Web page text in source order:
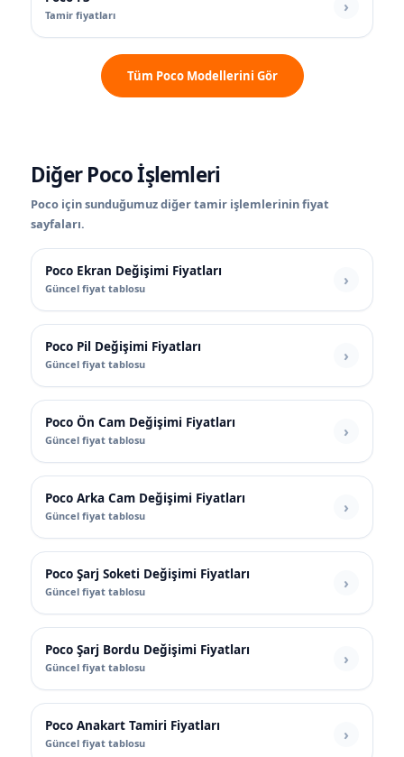
Tamir fiyatları
Tüm Poco Modellerini Gör
Diğer Poco İşlemleri
Poco için sunduğumuz diğer tamir işlemlerinin fiyat
sayfaları.
Poco Ekran Değişimi Fiyatları
Güncel fiyat tablosu
Poco Pil Değişimi Fiyatları
Güncel fiyat tablosu
Poco Ön Cam Değişimi Fiyatları
Güncel fiyat tablosu
Poco Arka Cam Değişimi Fiyatları
Güncel fiyat tablosu
Poco Şarj Soketi Değişimi Fiyatları
Güncel fiyat tablosu
Poco Şarj Bordu Değişimi Fiyatları
Güncel fiyat tablosu
Poco Anakart Tamiri Fiyatları
Güncel fiyat tablosu